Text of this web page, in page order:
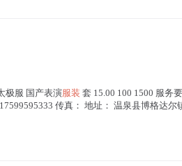
极服 国产表演服装 套 15.00 100 1500 服务
传真： 地址： 温泉县博格达尔